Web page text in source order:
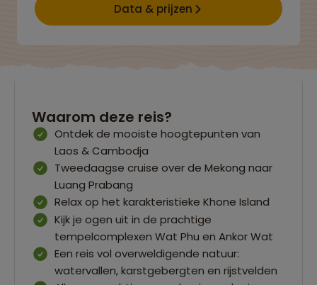
Data & prijzen
Waarom deze reis?
Ontdek de mooiste hoogtepunten van
Laos & Cambodja
Tweedaagse cruise over de Mekong naar
Luang Prabang
Relax op het karakteristieke Khone Island
Kijk je ogen uit in de prachtige
tempelcomplexen Wat Phu en Ankor Wat
Een reis vol overweldigende natuur:
watervallen, karstgebergten en rijstvelden